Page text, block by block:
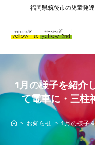
福岡県筑後市の児童発
1月の様子を紹介
て電車に・三柱
> お知らせ > 1月の様子